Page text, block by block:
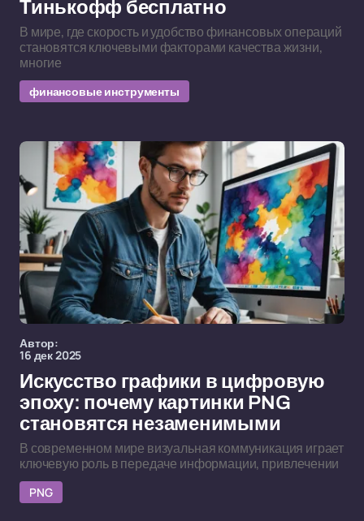
Тинькофф бесплатно
В мире, где скорость и удобство финансовых операций
становятся ключевыми факторами качества жизни,
многие
финансовые инструменты
Автор:
16 дек 2025
Искусство графики в цифровую
эпоху: почему картинки PNG
становятся незаменимыми
В современном мире визуальная коммуникация играет
ключевую роль в передаче информации, привлечении
PNG